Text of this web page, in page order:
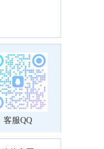
司
公司
客服QQ